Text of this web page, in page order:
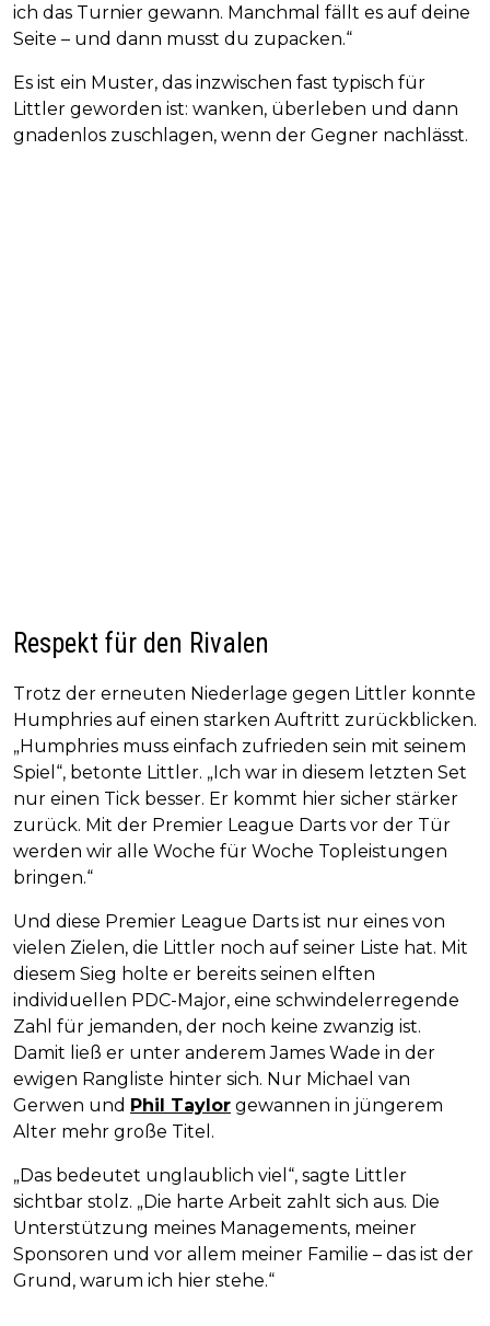
ich das Turnier gewann. Manchmal fällt es auf deine
Seite – und dann musst du zupacken.“
Es ist ein Muster, das inzwischen fast typisch für
Littler geworden ist: wanken, überleben und dann
gnadenlos zuschlagen, wenn der Gegner nachlässt.
Respekt für den Rivalen
Trotz der erneuten Niederlage gegen Littler konnte
Humphries auf einen starken Auftritt zurückblicken.
„Humphries muss einfach zufrieden sein mit seinem
Spiel“, betonte Littler. „Ich war in diesem letzten Set
nur einen Tick besser. Er kommt hier sicher stärker
zurück. Mit der Premier League Darts vor der Tür
werden wir alle Woche für Woche Topleistungen
bringen.“
Und diese Premier League Darts ist nur eines von
vielen Zielen, die Littler noch auf seiner Liste hat. Mit
diesem Sieg holte er bereits seinen elften
individuellen PDC-Major, eine schwindelerregende
Zahl für jemanden, der noch keine zwanzig ist.
Damit ließ er unter anderem James Wade in der
ewigen Rangliste hinter sich. Nur Michael van
Gerwen und Phil Taylor gewannen in jüngerem
Alter mehr große Titel.
„Das bedeutet unglaublich viel“, sagte Littler
sichtbar stolz. „Die harte Arbeit zahlt sich aus. Die
Unterstützung meines Managements, meiner
Sponsoren und vor allem meiner Familie – das ist der
Grund, warum ich hier stehe.“